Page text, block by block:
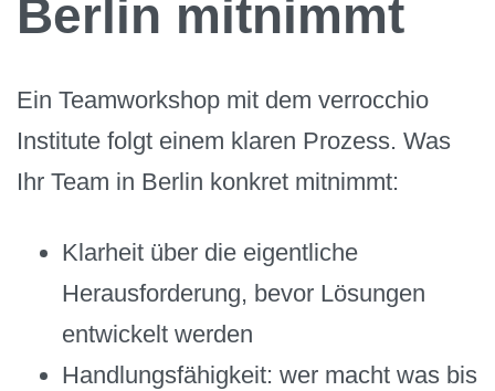
Berlin mitnimmt
Ein Teamworkshop mit dem verrocchio
Institute folgt einem klaren Prozess. Was
Ihr Team in Berlin konkret mitnimmt:
Klarheit über die eigentliche
Herausforderung, bevor Lösungen
entwickelt werden
Handlungsfähigkeit: wer macht was bis